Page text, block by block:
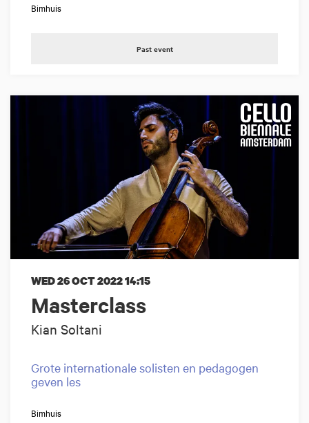
Bimhuis
Past event
Masterclass
Kian Soltani
WED 26 OCT 202214:15
Grote internationale solisten en pedagogen
geven les
Bimhuis